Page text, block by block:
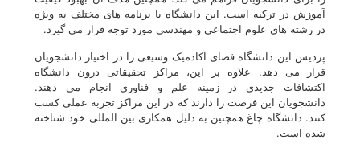
آموزش در ترکیه است. این دانشگاه با برنامه های مختلف به ویژه
در رشته های علوم اجتماعی و مهندسی مورد توجه قرار می گیرد.
پردیس این دانشگاه فضای آکادمیک وسیعی را در اختیار دانشجویان
قرار می دهد. علاوه بر این، مراکز تحقیقاتی درون دانشگاه
اکتشافات جدیدی در زمینه علم و فناوری انجام می دهند.
دانشجویان این فرصت را دارند که در این مراکز تجربه عملی کسب
کنند. دانشگاه چاغ همچنین به دلیل همکاری بین المللی خود شناخته
شده است.